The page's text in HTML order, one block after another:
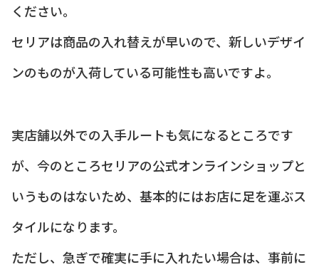
ください。
セリアは商品の入れ替えが早いので、新しいデザイ
ンのものが入荷している可能性も高いですよ。
実店舗以外での入手ルートも気になるところです
が、今のところセリアの公式オンラインショップと
いうものはないため、基本的にはお店に足を運ぶス
タイルになります。
ただし、急ぎで確実に手に入れたい場合は、事前に